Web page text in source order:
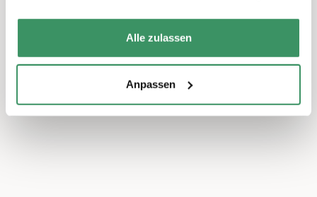
Alle zulassen
Anpassen